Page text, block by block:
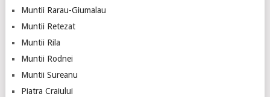
Muntii Rarau-Giumalau
Muntii Retezat
Muntii Rila
Muntii Rodnei
Muntii Sureanu
Piatra Craiului